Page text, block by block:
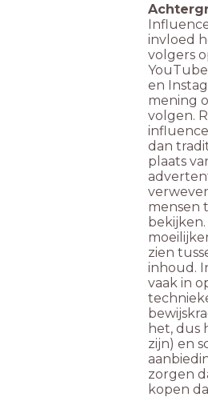
invloed
volgers
en
mening
volgen.
dan
plaats
mensen
zien
inhoud.
vaak in
het, dus
zijn) en
zorgen
kopen